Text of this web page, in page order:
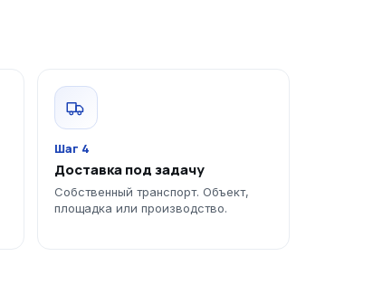
Шаг 4
Доставка под задачу
Собственный транспорт. Объект,
площадка или производство.